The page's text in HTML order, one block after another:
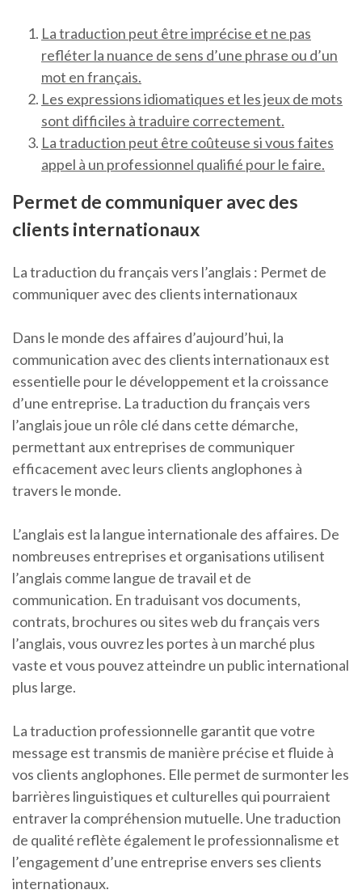
La traduction peut être imprécise et ne pas
refléter la nuance de sens d’une phrase ou d’un
mot en français.
Les expressions idiomatiques et les jeux de mots
sont difficiles à traduire correctement.
La traduction peut être coûteuse si vous faites
appel à un professionnel qualifié pour le faire.
Permet de communiquer avec des
clients internationaux
La traduction du français vers l’anglais : Permet de
communiquer avec des clients internationaux
Dans le monde des affaires d’aujourd’hui, la
communication avec des clients internationaux est
essentielle pour le développement et la croissance
d’une entreprise. La traduction du français vers
l’anglais joue un rôle clé dans cette démarche,
permettant aux entreprises de communiquer
efficacement avec leurs clients anglophones à
travers le monde.
L’anglais est la langue internationale des affaires. De
nombreuses entreprises et organisations utilisent
l’anglais comme langue de travail et de
communication. En traduisant vos documents,
contrats, brochures ou sites web du français vers
l’anglais, vous ouvrez les portes à un marché plus
vaste et vous pouvez atteindre un public international
plus large.
La traduction professionnelle garantit que votre
message est transmis de manière précise et fluide à
vos clients anglophones. Elle permet de surmonter les
barrières linguistiques et culturelles qui pourraient
entraver la compréhension mutuelle. Une traduction
de qualité reflète également le professionnalisme et
l’engagement d’une entreprise envers ses clients
internationaux.